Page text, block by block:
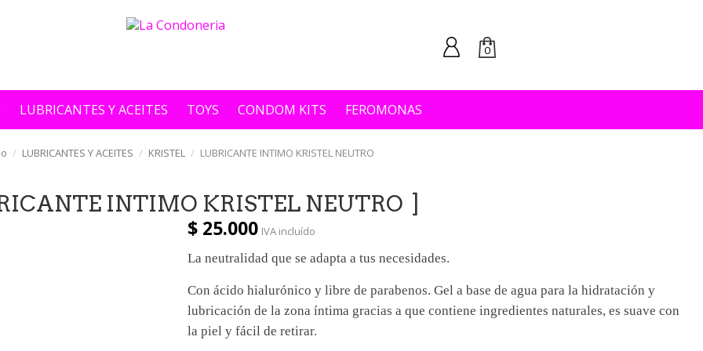
0
LUBRICANTES Y ACEITES TOYS CONDOM KITS FEROMONAS
LUBRICANTES Y ACEITES KRISTEL LUBRICANTE INTIMO KRISTEL NEUTRO
INTIMO KRISTEL NEUTRO
$ 25.000 IVA incluído
La neutralidad que se adapta a tus necesidades.
Con ácido hialurónico y libre de parabenos. Gel a base de agua para la hidratación y
lubricación de la zona íntima gracias a que contiene ingredientes naturales, es suave con
la piel y fácil de retirar.